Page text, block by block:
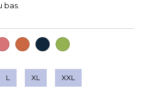
bas.
ORANGE
FONCE
BLEU
NAVY
VERDE
OLIVA
L XL XXL